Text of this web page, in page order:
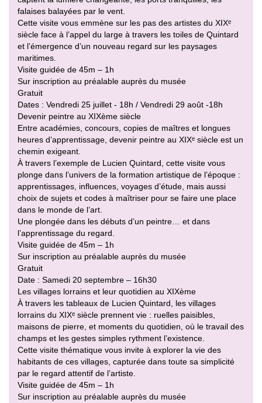
falaises balayées par le vent.
Cette visite vous emmène sur les pas des artistes du XIXᵉ
siècle face à l’appel du large à travers les toiles de Quintard
et l’émergence d’un nouveau regard sur les paysages
maritimes.
Visite guidée de 45m – 1h
Sur inscription au préalable auprès du musée
Gratuit
Dates : Vendredi 25 juillet - 18h / Vendredi 29 août -18h
Devenir peintre au XIXème siècle
Entre académies, concours, copies de maîtres et longues
heures d’apprentissage, devenir peintre au XIXᵉ siècle est un
chemin exigeant.
À travers l’exemple de Lucien Quintard, cette visite vous
plonge dans l’univers de la formation artistique de l’époque :
apprentissages, influences, voyages d’étude, mais aussi
choix de sujets et codes à maîtriser pour se faire une place
dans le monde de l’art.
Une plongée dans les débuts d’un peintre… et dans
l’apprentissage du regard.
Visite guidée de 45m – 1h
Sur inscription au préalable auprès du musée
Gratuit
Date : Samedi 20 septembre – 16h30
Les villages lorrains et leur quotidien au XIXème
À travers les tableaux de Lucien Quintard, les villages
lorrains du XIXᵉ siècle prennent vie : ruelles paisibles,
maisons de pierre, et moments du quotidien, où le travail des
champs et les gestes simples rythment l’existence.
Cette visite thématique vous invite à explorer la vie des
habitants de ces villages, capturée dans toute sa simplicité
par le regard attentif de l’artiste.
Visite guidée de 45m – 1h
Sur inscription au préalable auprès du musée